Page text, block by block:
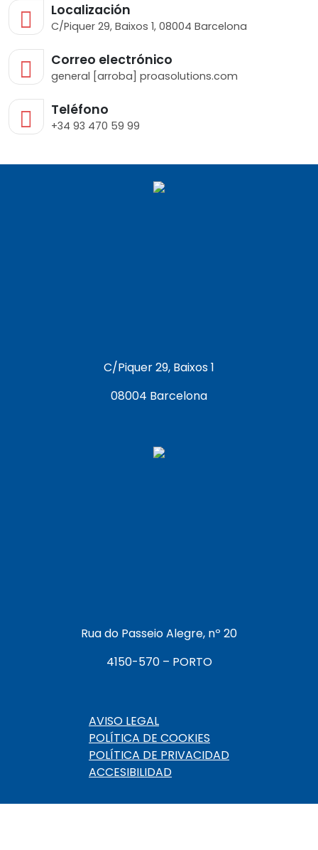
Localización
C/Piquer 29, Baixos 1, 08004 Barcelona
Correo electrónico
general [arroba] proasolutions.com
Teléfono
+34 93 470 59 99
C/Piquer 29, Baixos 1
08004 Barcelona
Rua do Passeio Alegre, nº 20
4150-570 – PORTO
Menú Pie de
AVISO LEGAL
POLÍTICA DE COOKIES
POLÍTICA DE PRIVACIDAD
ACCESIBILIDAD